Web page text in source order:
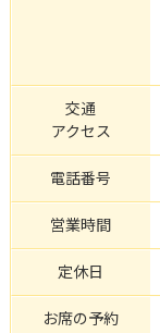
交通
アクセス
電話番号
営業時間
定休日
お席の予約